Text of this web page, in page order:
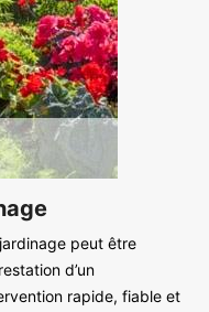
peut être
d’un
rapide, fiable et